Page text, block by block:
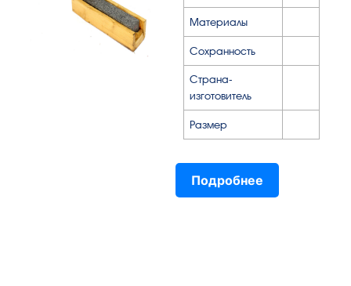
Материалы
Сохранность
Страна-
изготовитель
Размер
Подробнее